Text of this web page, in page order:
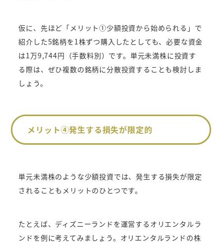
仮に、先ほど「メリット①少額投資から始められる」で
紹介した5銘柄を1株ずつ購入したとしても、必要な資金
は1万9,744円（手数料別）です。単元未満株に投資す
る際は、ぜひ複数の銘柄に分散投資することも検討しま
しょう。
メリット④発生する損失が限定的
単元未満株のような少額投資では、発生する損失が限定
されることもメリットのひとつです。
たとえば、ディズニーランドを運営するオリエンタルラ
ンドを例に考えてみましょう。オリエンタルランドの株